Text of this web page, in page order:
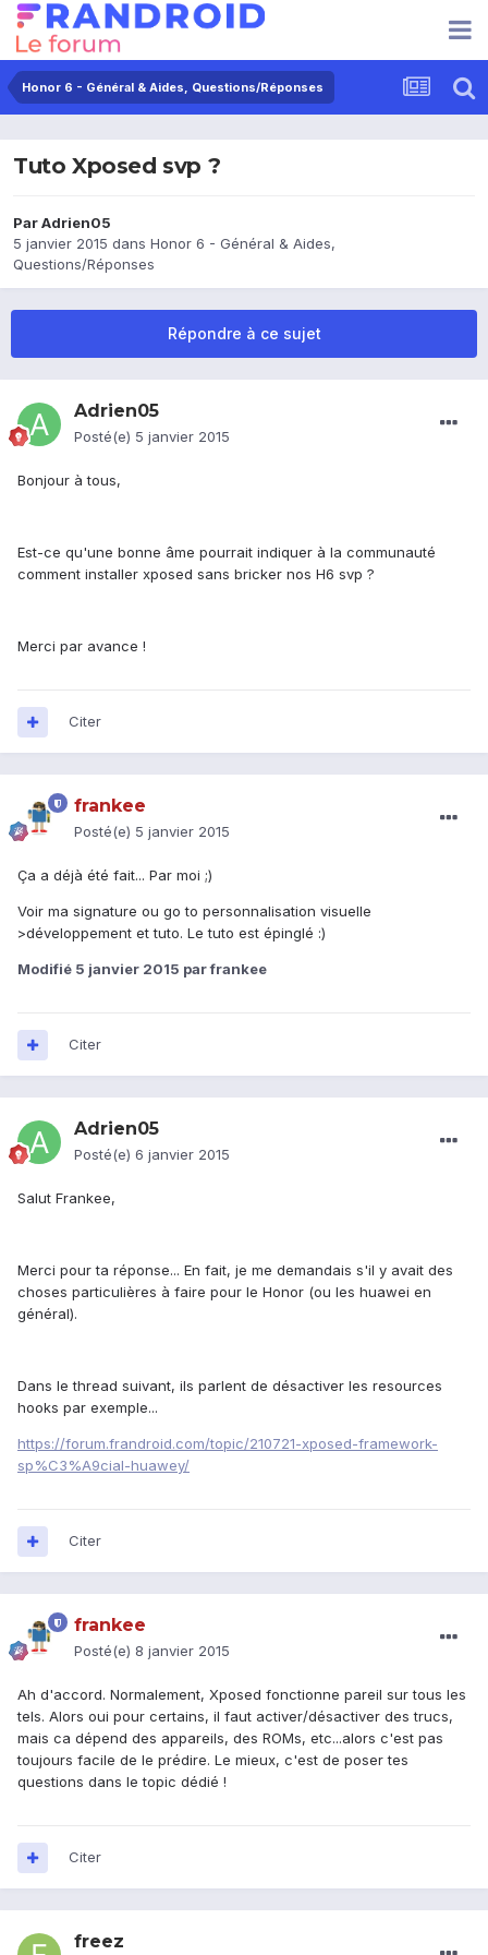
Honor 6 - Général & Aides, Questions/Réponses
Tuto Xposed svp ?
ParAdrien05
5 janvier 2015 dans Honor 6 - Général & Aides,
Questions/Réponses
Répondre à ce sujet
Adrien05
Posté(e) 5 janvier 2015
Bonjour à tous,
Est-ce qu'une bonne âme pourrait indiquer à la communauté
comment installer xposed sans bricker nos H6 svp ?
Merci par avance !
Citer
frankee
Posté(e) 5 janvier 2015
Ça a déjà été fait... Par moi ;)
Voir ma signature ou go to personnalisation visuelle
>développement et tuto. Le tuto est épinglé :)
Modifié 5 janvier 2015 par frankee
Citer
Adrien05
Posté(e) 6 janvier 2015
Salut Frankee,
Merci pour ta réponse... En fait, je me demandais s'il y avait des
choses particulières à faire pour le Honor (ou les huawei en
général).
Dans le thread suivant, ils parlent de désactiver les resources
hooks par exemple...
https://forum.frandroid.com/topic/210721-xposed-framework-
sp%C3%A9cial-huawey/
Citer
frankee
Posté(e) 8 janvier 2015
Ah d'accord. Normalement, Xposed fonctionne pareil sur tous les
tels. Alors oui pour certains, il faut activer/désactiver des trucs,
mais ca dépend des appareils, des ROMs, etc...alors c'est pas
toujours facile de le prédire. Le mieux, c'est de poser tes
questions dans le topic dédié !
Citer
freez